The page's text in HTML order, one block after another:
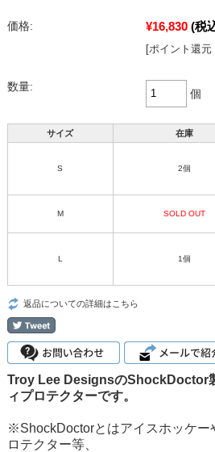
価格: ¥16,830 (税
[ポイント還元
数量:
個
サイズ 在庫
S 2個
M SOLD OUT
L 1個
返品についての詳細はこちら
Troy Lee DesignsのShockDoctor
ィプロテクターです。
※ShockDoctorとはアイスホッケー
ロテクター等、